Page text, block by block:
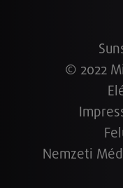
© 2022
Nemzeti